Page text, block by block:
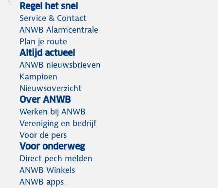
Regel het snel
Service & Contact
ANWB Alarmcentrale
Plan je route
Altijd actueel
ANWB nieuwsbrieven
Kampioen
Nieuwsoverzicht
Over ANWB
Werken bij ANWB
Vereniging en bedrijf
Voor de pers
Voor onderweg
Direct pech melden
ANWB Winkels
ANWB apps